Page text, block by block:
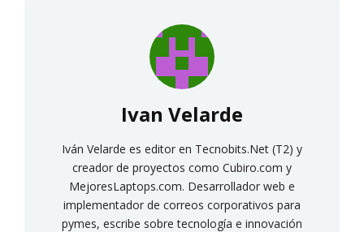
Ivan Velarde
Iván Velarde es editor en Tecnobits.Net (T2) y
creador de proyectos como Cubiro.com y
MejoresLaptops.com. Desarrollador web e
implementador de correos corporativos para
pymes, escribe sobre tecnología e innovación